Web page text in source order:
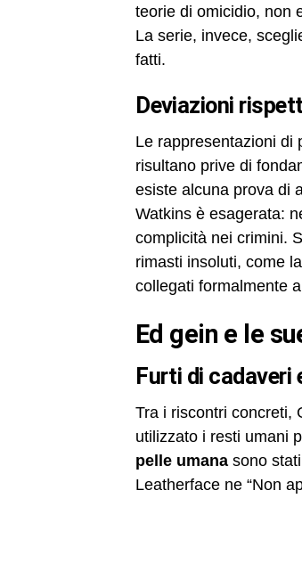
teorie di omicidio, non
La serie, invece,
fatti.
deviazioni
Le rappresentazioni di
risultano prive di
esiste alcuna prova di
Watkins è esagerata:
complicità nei crimini.
rimasti insoluti, come
collegati formalmente
ed gein e le
furti di
Tra i riscontri concreti,
utilizzato i resti umani
pelle umana sono
Leatherface ne “Non